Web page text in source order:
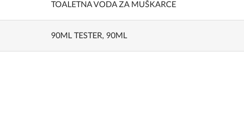
TOALETNA VODA ZA MUŠKARCE
90ML TESTER, 90ML